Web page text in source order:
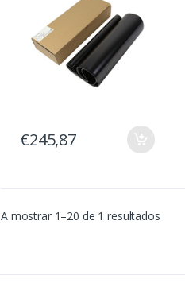
€245,87
A mostrar 1–20 de 1 resultados